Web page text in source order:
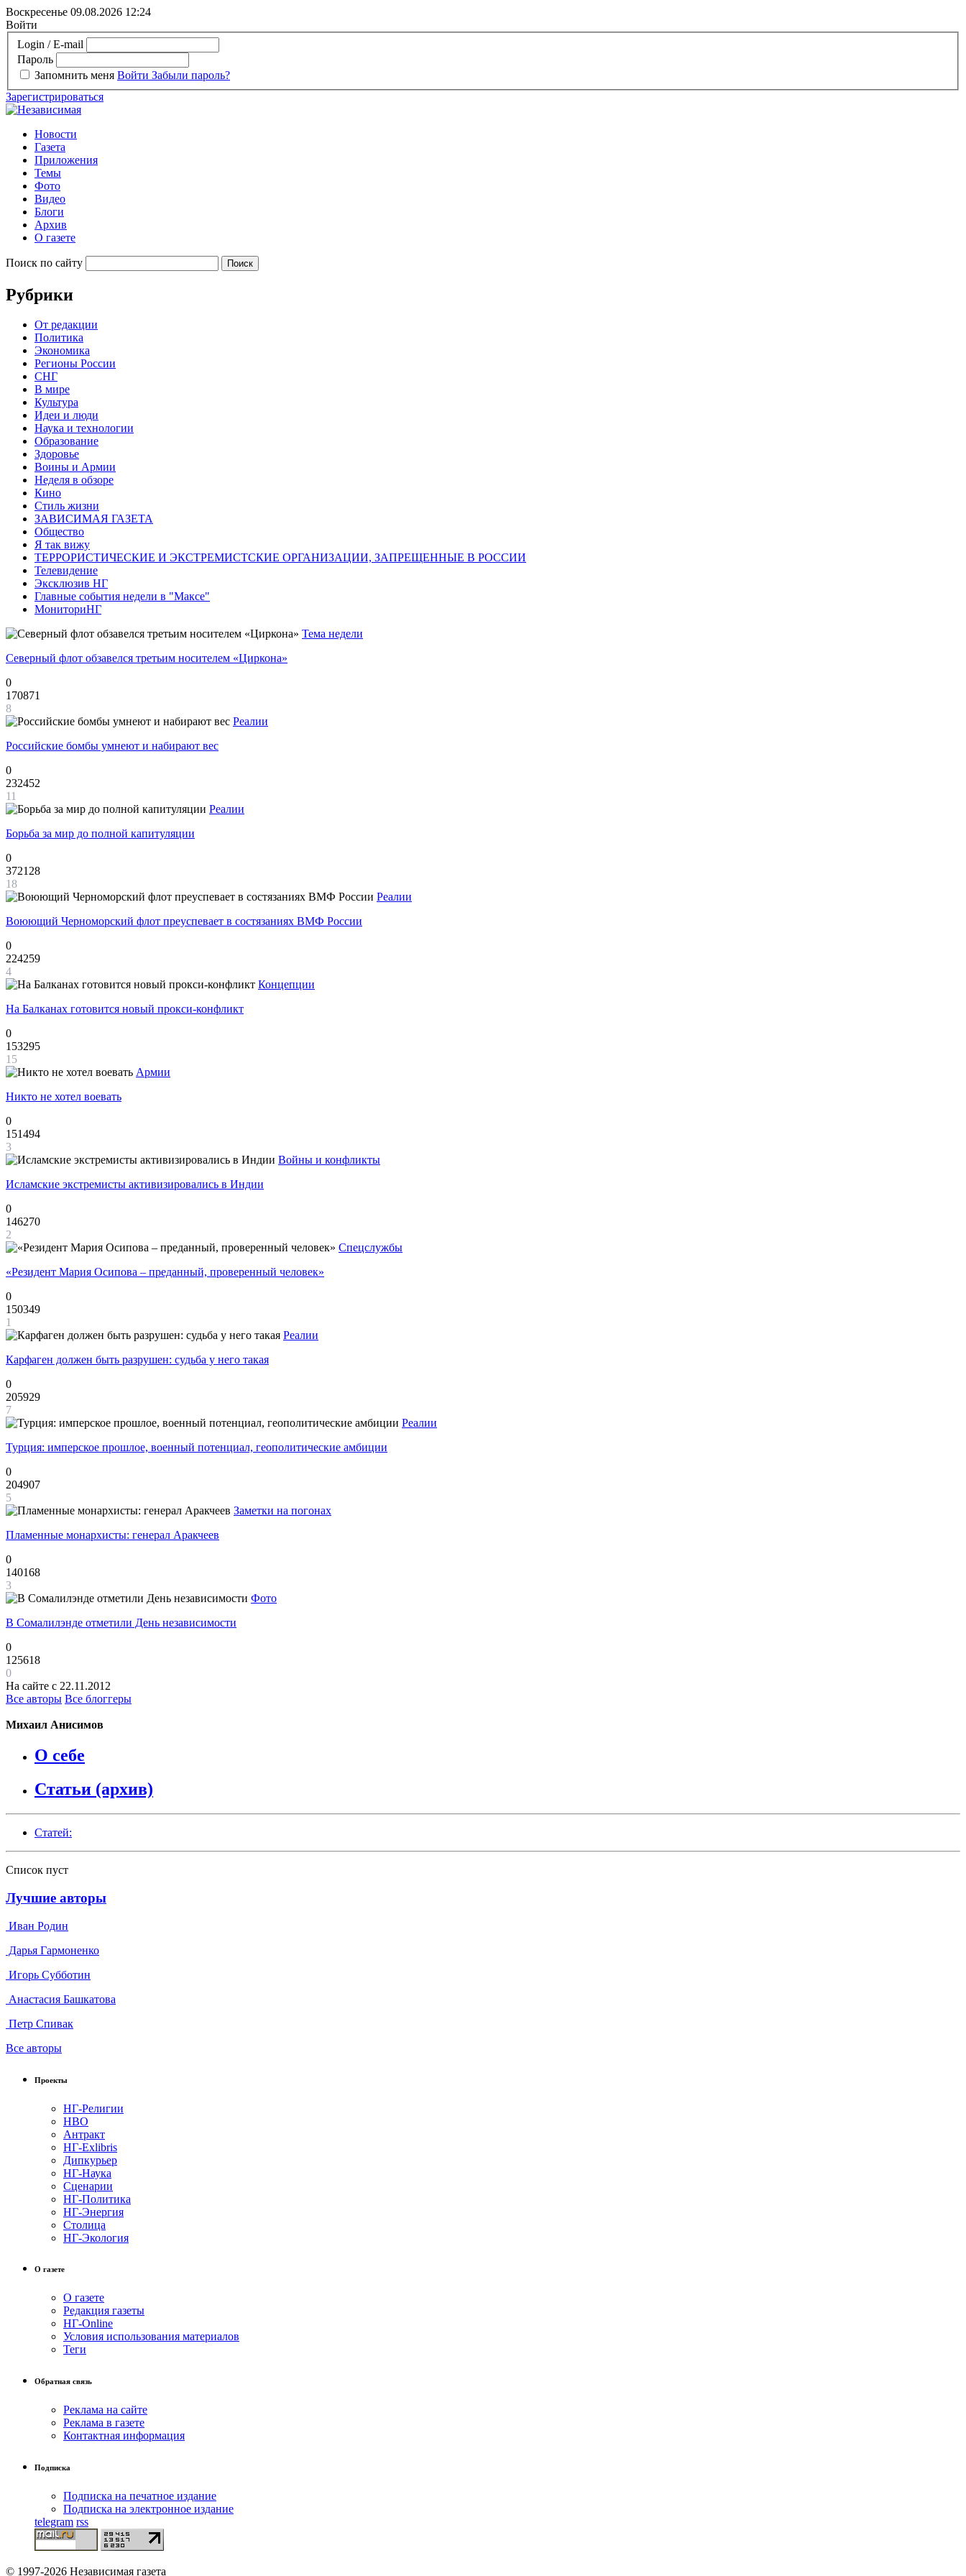
Воскресенье 09.08.2026 12:24
Войти
Login / E-mail
Пароль
Запомнить меня Войти Забыли пароль?
Зарегистрироваться
Новости
Газета
Приложения
Темы
Фото
Видео
Блоги
Архив
О газете
Поиск по сайту
Рубрики
От редакции
Политика
Экономика
Регионы России
СНГ
В мире
Культура
Идеи и люди
Наука и технологии
Образование
Здоровье
Воины и Армии
Неделя в обзоре
Кино
Стиль жизни
ЗАВИСИМАЯ ГАЗЕТА
Общество
Я так вижу
ТЕРРОРИСТИЧЕСКИЕ И ЭКСТРЕМИСТСКИЕ ОРГАНИЗАЦИИ, ЗАПРЕЩЕННЫЕ В РОССИИ
Телевидение
Эксклюзив НГ
Главные события недели в "Максе"
МониториНГ
Тема недели
Северный флот обзавелся третьим носителем «Циркона»
0
170871
8
Реалии
Российские бомбы умнеют и набирают вес
0
232452
11
Реалии
Борьба за мир до полной капитуляции
0
372128
18
Реалии
Воюющий Черноморский флот преуспевает в состязаниях ВМФ России
0
224259
4
Концепции
На Балканах готовится новый прокси-конфликт
0
153295
15
Армии
Никто не хотел воевать
0
151494
3
Войны и конфликты
Исламские экстремисты активизировались в Индии
0
146270
2
Спецслужбы
«Резидент Мария Осипова – преданный, проверенный человек»
0
150349
1
Реалии
Карфаген должен быть разрушен: судьба у него такая
0
205929
7
Реалии
Турция: имперское прошлое, военный потенциал, геополитические амбиции
0
204907
5
Заметки на погонах
Пламенные монархисты: генерал Аракчеев
0
140168
3
Фото
В Сомалилэнде отметили День независимости
0
125618
0
На сайте с 22.11.2012
Все авторы Все блоггеры
Михаил Анисимов
О себе
Статьи (архив)
Статей:
Список пуст
Лучшие авторы
Иван Родин
Дарья Гармоненко
Игорь Субботин
Анастасия Башкатова
Петр Спивак
Все авторы
Проекты
НГ-Религии
НВО
Антракт
НГ-Exlibris
Дипкурьер
НГ-Наука
Сценарии
НГ-Политика
НГ-Энергия
Столица
НГ-Экология
О газете
О газете
Редакция газеты
НГ-Online
Условия использования материалов
Теги
Обратная связь
Реклама на сайте
Реклама в газете
Контактная информация
Подписка
Подписка на печатное издание
Подписка на электронное издание
telegram rss
© 1997-2026 Независимая газета